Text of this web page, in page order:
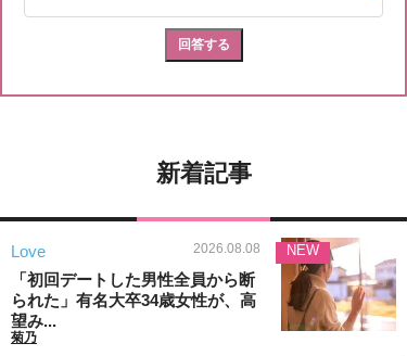
新着記事
Love 2026.08.08
「初回デートした男性全員から断
られた」有名大卒34歳女性が、高
望み...
菊乃
NEW